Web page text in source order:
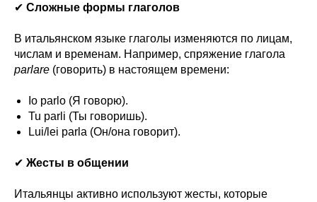
✔ Сложные формы глаголов
В итальянском языке глаголы изменяются по лицам,
числам и временам. Например, спряжение глагола
parlare (говорить) в настоящем времени:
Io parlo (Я говорю).
Tu parli (Ты говоришь).
Lui/lei parla (Он/она говорит).
✔ Жесты в общении
Итальянцы активно используют жесты, которые